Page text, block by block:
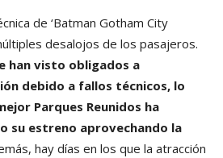
de ‘Batman Gotham City
desalojos de los pasajeros.
han visto obligados a
debido a fallos técnicos, lo
Parques Reunidos ha
su estreno aprovechando la
hay días en los que la atracción